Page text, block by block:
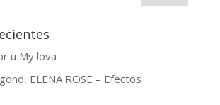
u My lova
ELENA ROSE – Efectos